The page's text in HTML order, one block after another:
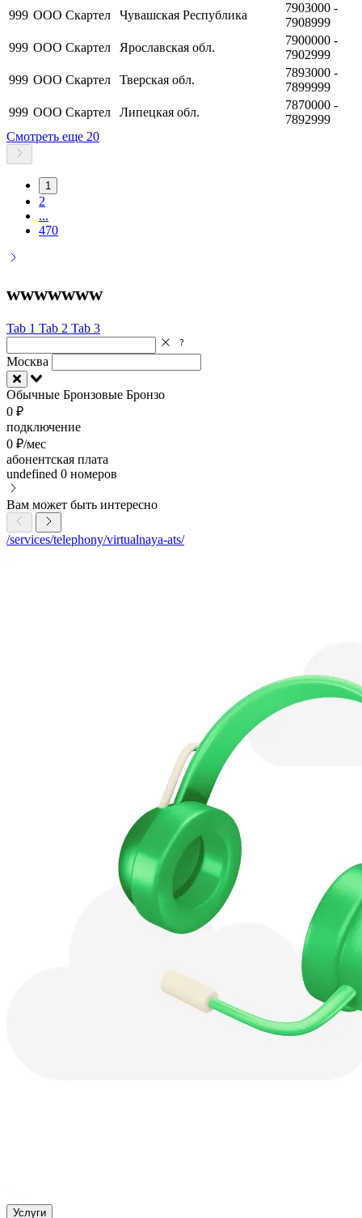
999 ООО Скартел Чувашская Республика
7903000 -
7908999
999 ООО Скартел Ярославская обл.
7900000 -
7902999
999 ООО Скартел Тверская обл.
7893000 -
7899999
999 ООО Скартел Липецкая обл.
7870000 -
7892999
Смотреть еще 20
1
2
...
470
wwwwwww
Tab 1 Tab 2 Tab 3
Москва
Обычные Бронзовые Бронзо
0 ₽
подключение
0 ₽/мес
абонентская плата
undefined 0 номеров
Вам может быть интересно
/services/telephony/virtualnaya-ats/
Услуги